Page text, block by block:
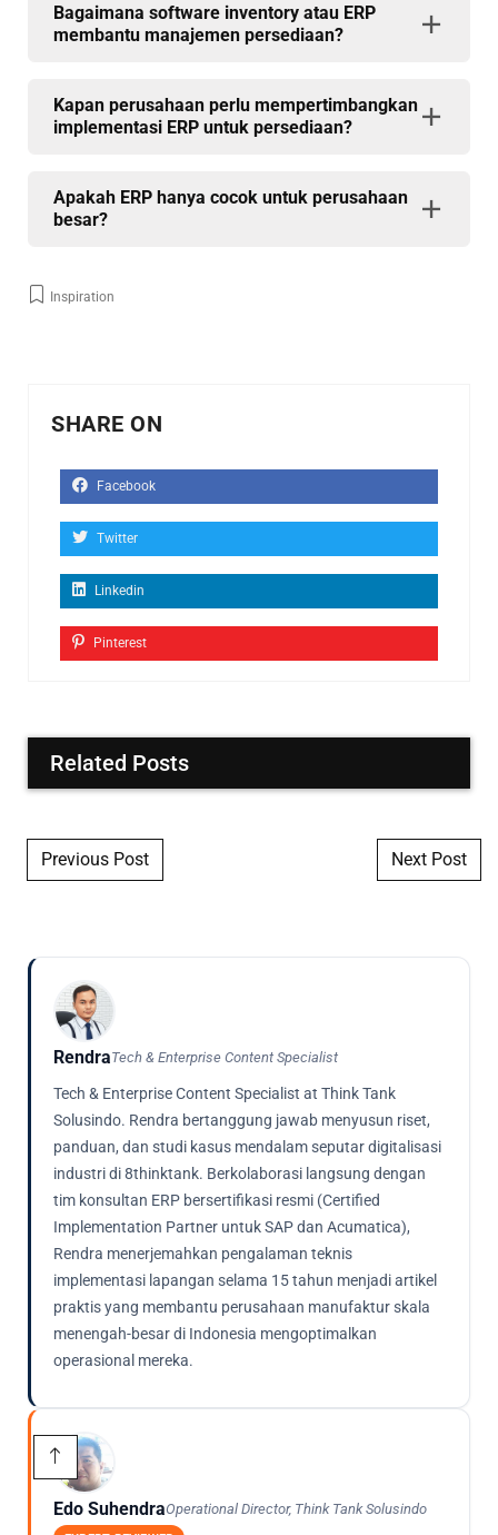
Bagaimana software inventory atau ERP
membantu manajemen persediaan?
Kapan perusahaan perlu mempertimbangkan
implementasi ERP untuk persediaan?
Apakah ERP hanya cocok untuk perusahaan
besar?
Inspiration
SHARE ON
Facebook
Twitter
Linkedin
Pinterest
Related Posts
Post navigation
Previous Post Next Post
RendraTech & Enterprise Content Specialist
Tech & Enterprise Content Specialist at Think Tank
Solusindo. Rendra bertanggung jawab menyusun riset,
panduan, dan studi kasus mendalam seputar digitalisasi
industri di 8thinktank. Berkolaborasi langsung dengan
tim konsultan ERP bersertifikasi resmi (Certified
Implementation Partner untuk SAP dan Acumatica),
Rendra menerjemahkan pengalaman teknis
implementasi lapangan selama 15 tahun menjadi artikel
praktis yang membantu perusahaan manufaktur skala
menengah-besar di Indonesia mengoptimalkan
operasional mereka.
Edo SuhendraOperational Director, Think Tank Solusindo